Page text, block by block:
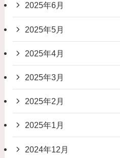
2025年6月
2025年5月
2025年4月
2025年3月
2025年2月
2025年1月
2024年12月